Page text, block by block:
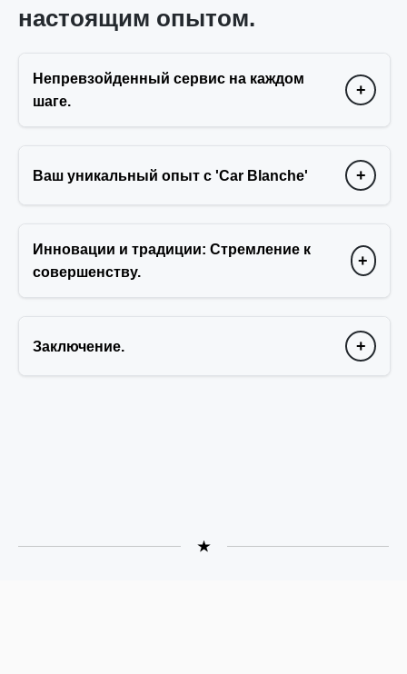
настоящим опытом.
Непревзойденный сервис на каждом
шаге.
+
Ваш уникальный опыт с 'Car Blanche' +
Инновации и традиции: Стремление к
совершенству.
+
Заключение. +